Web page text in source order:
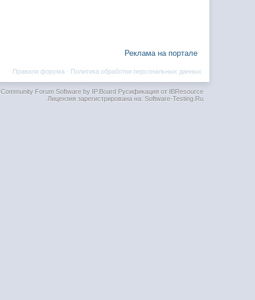
Реклама на портале
Политика обработки персональных данных
Правила форума ·
Community Forum Software by IP.BoardРусификация от IBResource
Лицензия зарегистрирована на: Software-Testing.Ru